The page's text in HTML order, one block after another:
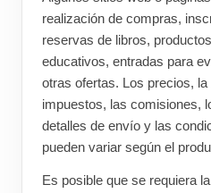
realización de compras,
reservas de libros,
educativos, entradas para
otras ofertas. Los precios, la
impuestos, las comisiones,
detalles de envío y las
pueden variar según el
Es posible que se requiera